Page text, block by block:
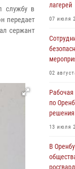
службу в
передает
сержант
27 июля
спасен
26 июля
24 июля
При
лагерей
07 июля
02
Рабочая
по
13 июля
В